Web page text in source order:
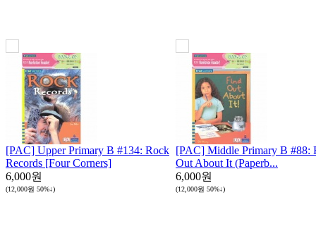
[PAC] Upper Primary B #134: Rock
Records [Four Corners]
6,000원
(12,000원 50%↓)
[PAC] Middle Primary B #88:
Out About It (Paperb...
6,000원
(12,000원 50%↓)